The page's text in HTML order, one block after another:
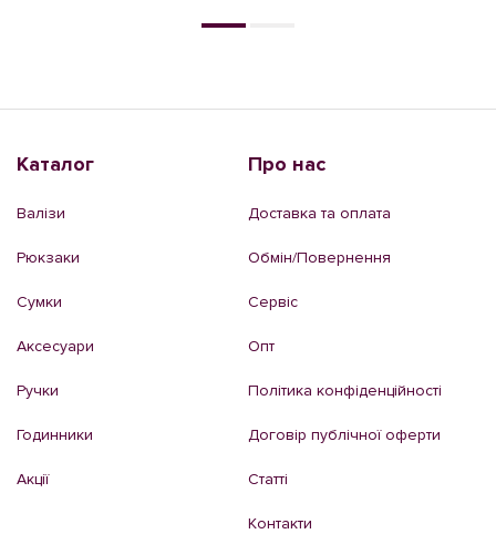
Каталог
Валізи
Рюкзаки
Сумки
Аксесуари
Ручки
Годинники
Акції
Про нас
Доставка та оплата
Обмін/Повернення
Сервіс
Опт
Політика конфіденційності
Договір публічної оферти
Статті
Контакти